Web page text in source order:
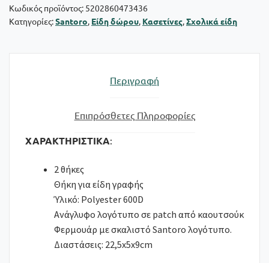
On
Me
Κωδικός προϊόντος: 5202860473436
Κατηγορίες:Santoro, Είδη δώρου, Κασετίνες,Σχολικά είδη
Περιγραφή
Επιπρόσθετες Πληροφορίες
ΧΑΡΑΚΤΗΡΙΣΤΙΚΑ:
2 θήκες
Θήκη για είδη γραφής
Ύλικό: Polyester 600D
Ανάγλυφο λογότυπο σε patch από καουτσούκ
Φερμουάρ με σκαλιστό Santoro λογότυπο.
Διαστάσεις: 22,5x5x9cm